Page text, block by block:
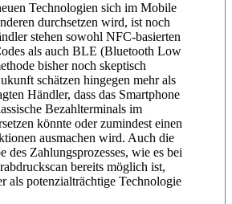
Technologien sich im Mobile
durchsetzen wird, ist noch
stehen sowohl NFC-basierten
als auch BLE (Bluetooth Low
bisher noch skeptisch
schätzen hingegen mehr als
Händler, dass das Smartphone
Bezahlterminals im
könnte oder zumindest einen
ausmachen wird. Auch die
des Zahlungsprozesses, wie es bei
bereits möglich ist,
als potenzialträchtige Technologie